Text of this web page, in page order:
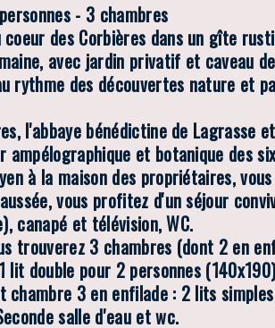
- 3 chambres
coeur des Corbières dans un gîte
avec jardin privatif et caveau
rythme des découvertes nature et
l'abbaye bénédictine de Lagrasse
ampélographique et botanique des
à la maison des propriétaires,
vous profitez d'un séjour
canapé et télévision, WC.
trouverez 3 chambres (dont 2 en
lit double pour 2 personnes
chambre 3 en enfilade : 2 lits
salle d'eau et wc.